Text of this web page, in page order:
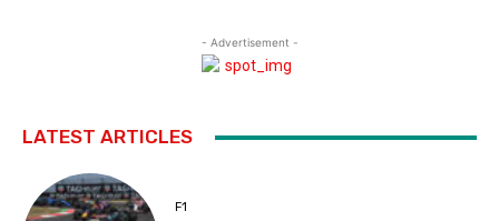
- Advertisement -
LATEST ARTICLES
F1